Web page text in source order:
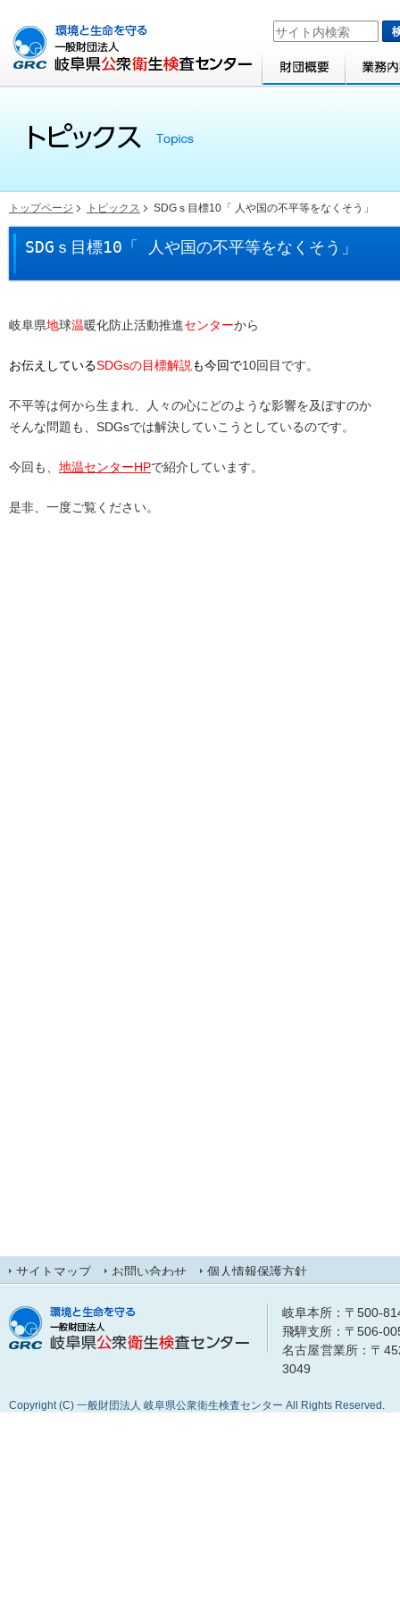
トップページ トピックス SDGｓ目標10「 人や国の不平等をなくそう」
SDGｓ目標10「 人や国の不平等をなくそう」
岐阜県地球温暖化防止活動推進センターから
お伝えしているSDGsの目標解説 も今回で10回目です。
不平等は何から生まれ、人々の心にどのような影響を及ぼすのか
そんな問題も、SDGsでは解決していこうとしているのです。
今回も、 地温センターHPで紹介しています。
是非、一度ご覧ください。
サイトマップ お問い合わせ 個人情報保護方針
岐阜本所：〒500-
飛騨支所：〒506-
名古屋営業所：〒
3049
Copyright (C) 一般財団法人 岐阜県公衆衛生検査センター All Rights Reserved.